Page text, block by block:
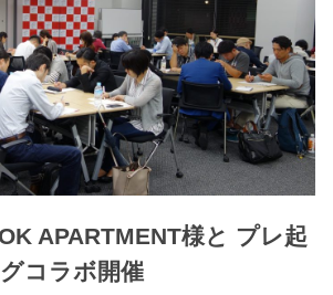
APARTMENT様と プレ起
コラボ開催